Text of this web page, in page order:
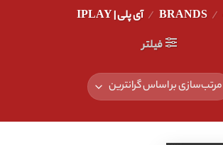
/
BRANDS
/ آی پلی | IPLAY
فیلتر